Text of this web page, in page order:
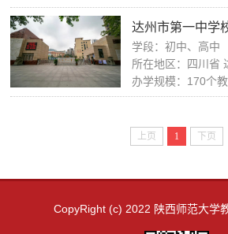
达州市第一中学
学段：初中、高中
所在地区：四川省
办学规模：170个
上页 1 下页
CopyRight (c) 2022 陕西师范大学